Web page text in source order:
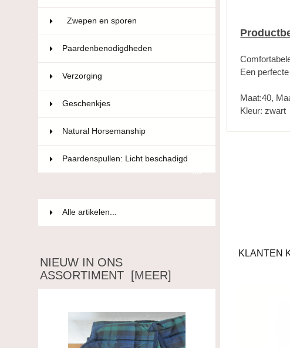
Zwepen en sporen
Paardenbenodigdheden
Verzorging
Geschenkjes
Natural Horsemanship
Paardenspullen: Licht beschadigd
85
Alle artikelen...
NIEUW IN ONS
ASSORTIMENT [MEER]
Een
Maat:40,
Kleur: zwart
KLANTEN